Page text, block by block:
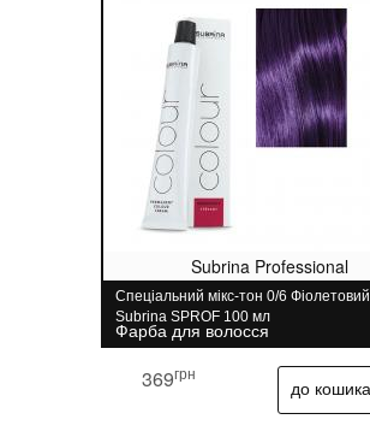
Subrina Professional
Спеціальний мікс-тон 0/6 Фіолетовий
Subrina SPROF 100 мл
Фарба для волосся
369грн